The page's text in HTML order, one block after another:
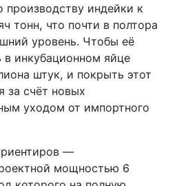
производству индейки к
тонн, что почти в полтора
уровень. Чтобы её
в инкубационном яйце
штук, и покрыть этот
за счёт новых
уходом от импортного
—
мощностью 6